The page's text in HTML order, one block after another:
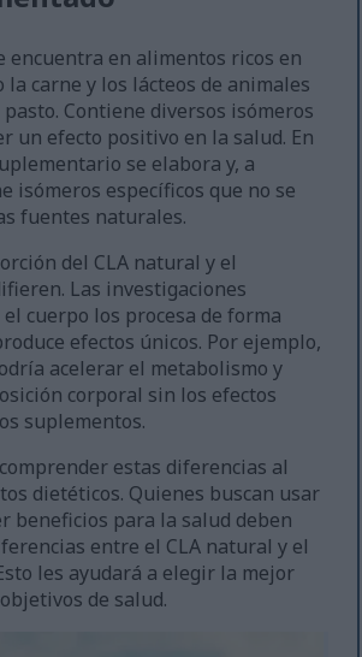
encuentra en alimentos ricos en
la carne y los lácteos de animales
Contiene diversos isómeros
un efecto positivo en la salud. En
se elabora y, a
isómeros específicos que no se
fuentes naturales.
del CLA natural y el
Las investigaciones
cuerpo los procesa de forma
efectos únicos. Por ejemplo,
acelerar el metabolismo y
corporal sin los efectos
suplementos.
estas diferencias al
dietéticos. Quienes buscan usar
beneficios para la salud deben
entre el CLA natural y el
les ayudará a elegir la mejor
de salud.